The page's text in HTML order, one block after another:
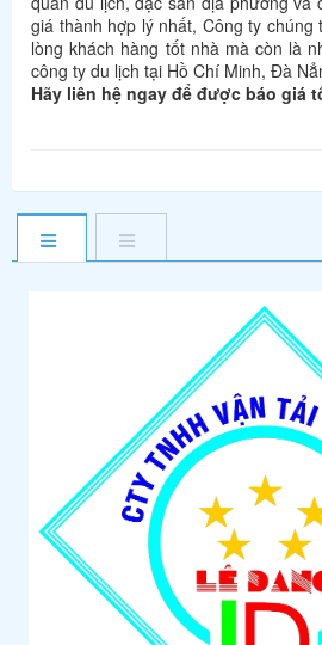
giá thành hợp lý nhất, Công ty
lòng khách hàng tốt nhà mà còn là
công ty du lịch tại Hồ Chí Minh, Đà
Hãy liên hệ ngay để được báo giá